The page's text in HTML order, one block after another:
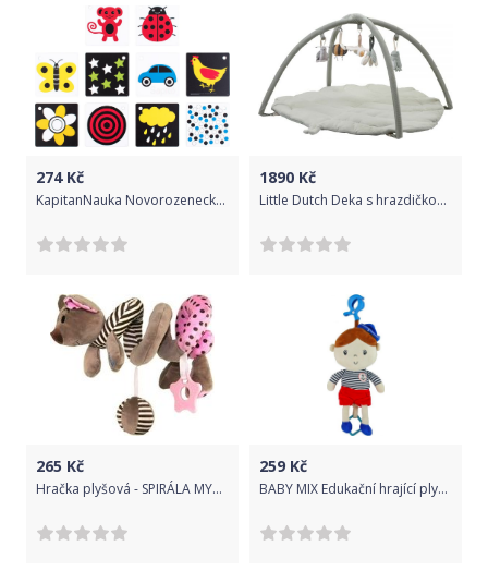
274Kč
KapitanNauka Novorozenecké karty- Beruška
1890 Kč
Little Dutch Deka s hrazdičkou Husa
265 Kč
Hračka plyšová - SPIRÁLA MYŠKA puntíky s růžovou - BabyMix
259 Kč
BABY MIX Edukační hrající plyšová panenka Baby Mix námořník kluk